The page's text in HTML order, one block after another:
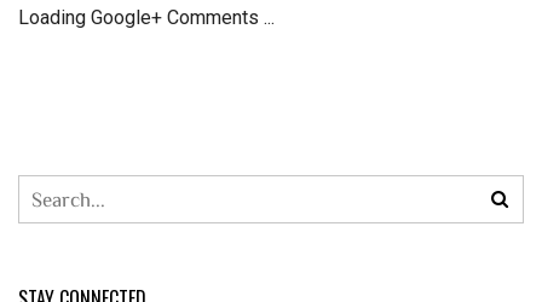
Loading Google+ Comments ...